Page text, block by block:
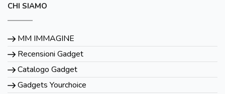
CHI SIAMO
MM IMMAGINE
Recensioni Gadget
Catalogo Gadget
Gadgets Yourchoice